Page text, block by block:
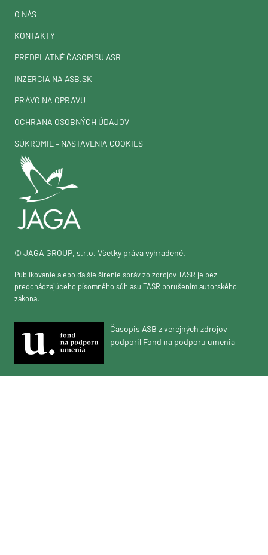
© JAGA GROUP, s.r.o. Všetky práva vyhradené.
Publikovanie alebo ďalšie šírenie správ zo zdrojov TASR je bez
predchádzajúceho písomného súhlasu TASR porušením autorského
zákona.
Časopis ASB z verejných zdrojov
podporil Fond na podporu umenia
O NÁS
KONTAKTY
PREDPLATNÉ ČASOPISU ASB
INZERCIA NA ASB.SK
PRÁVO NA OPRAVU
OCHRANA OSOBNÝCH ÚDAJOV
SÚKROMIE – NASTAVENIA COOKIES